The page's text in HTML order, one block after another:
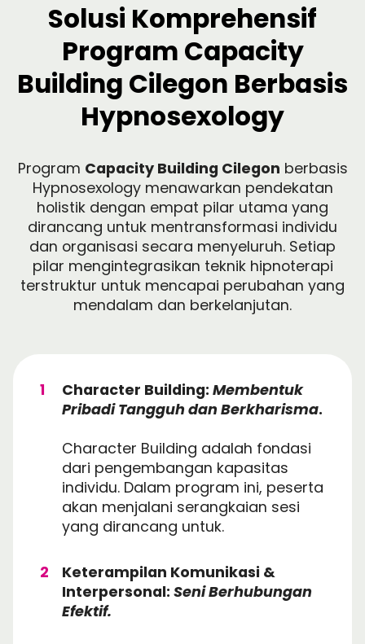
Solusi Komprehensif
Program Capacity
Building Cilegon Berbasis
Hypnosexology
Program Capacity Building Cilegon berbasis
Hypnosexology menawarkan pendekatan
holistik dengan empat pilar utama yang
dirancang untuk mentransformasi individu
dan organisasi secara menyeluruh. Setiap
pilar mengintegrasikan teknik hipnoterapi
terstruktur untuk mencapai perubahan yang
mendalam dan berkelanjutan.
Character Building: Membentuk
Pribadi Tangguh dan Berkharisma.
Character Building adalah fondasi
dari pengembangan kapasitas
individu. Dalam program ini, peserta
akan menjalani serangkaian sesi
yang dirancang untuk.
Keterampilan Komunikasi &
Interpersonal: Seni Berhubungan
Efektif.